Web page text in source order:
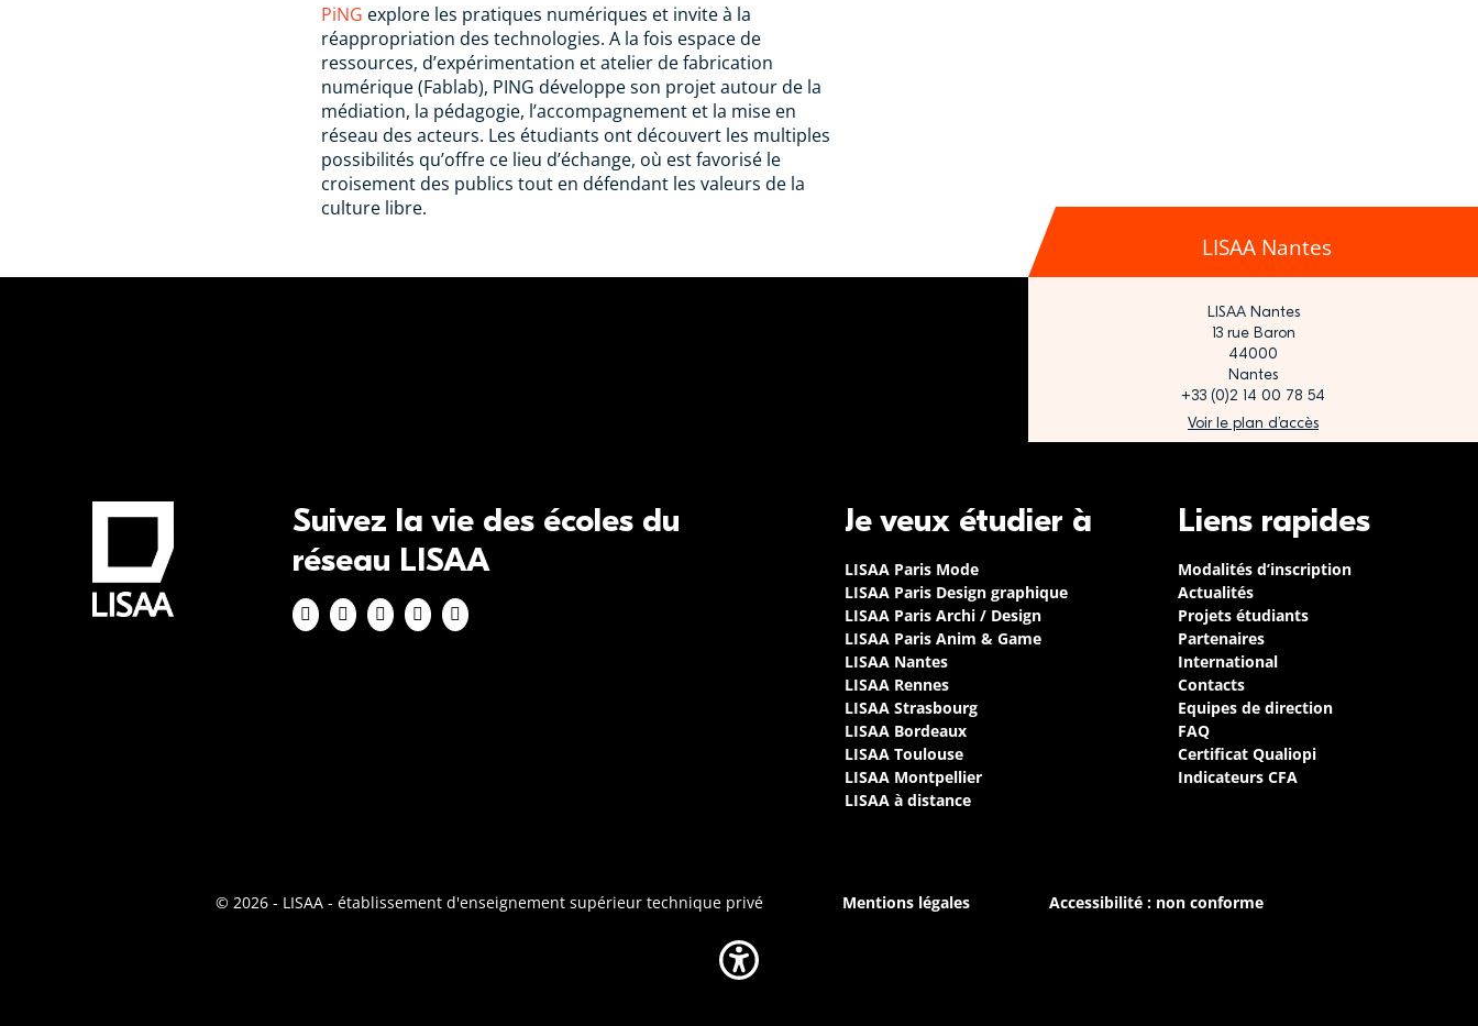
PiNG explore les pratiques numériques et invite à la
réappropriation des technologies. A la fois espace de
ressources, d’expérimentation et atelier de fabrication
numérique (Fablab), PING développe son projet autour de la
médiation, la pédagogie, l’accompagnement et la mise en
réseau des acteurs. Les étudiants ont découvert les multiples
possibilités qu’offre ce lieu d’échange, où est favorisé le
croisement des publics tout en défendant les valeurs de la
culture libre.
LISAA Nantes
LISAA Nantes
13 rue Baron
44000
Nantes
+33 (0)2 14 00 78 54
Voir le plan d’accès
Suivez la vie des écoles du
réseau LISAA
Je veux étudier à
LISAA Paris Mode
LISAA Paris Design graphique
LISAA Paris Archi / Design
LISAA Paris Anim & Game
LISAA Nantes
LISAA Rennes
LISAA Strasbourg
LISAA Bordeaux
LISAA Toulouse
LISAA Montpellier
LISAA à distance
Liens rapides
Modalités d’inscription
Actualités
Projets étudiants
Partenaires
International
Contacts
Equipes de direction
FAQ
Certificat Qualiopi
Indicateurs CFA
© 2026 - LISAA - établissement d'enseignement supérieur technique privé Mentions légales Accessibilité : non conforme